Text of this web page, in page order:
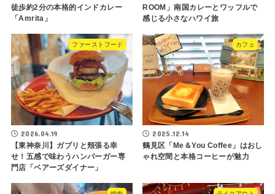
徒歩約2分の本格的インドカレー
「Amrita」
ROOM」南国カレーとワッフルで
感じる小さなハワイ旅
ファーストフード
2026.04.19
【東神奈川】ガブリと頬張る幸
せ！五感で味わうハンバーガー専
門店「ベアーズダイナー」
カフェ
2025.12.14
鶴見区「Me＆You Coffee」はおし
ゃれ空間と本格コーヒーが魅力